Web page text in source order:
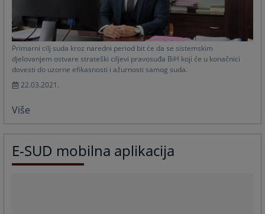
Primarni cilj suda kroz naredni period bit će da se sistemskim
djelovanjem ostvare strateški ciljevi pravosuđa BiH koji će u konačnici
dovesti do uzorne efikasnosti i ažurnosti samog suda.
22.03.2021.
Više
E-SUD mobilna aplikacija